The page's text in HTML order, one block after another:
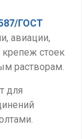
ГОСТ
авиации,
стоек
растворам.
для